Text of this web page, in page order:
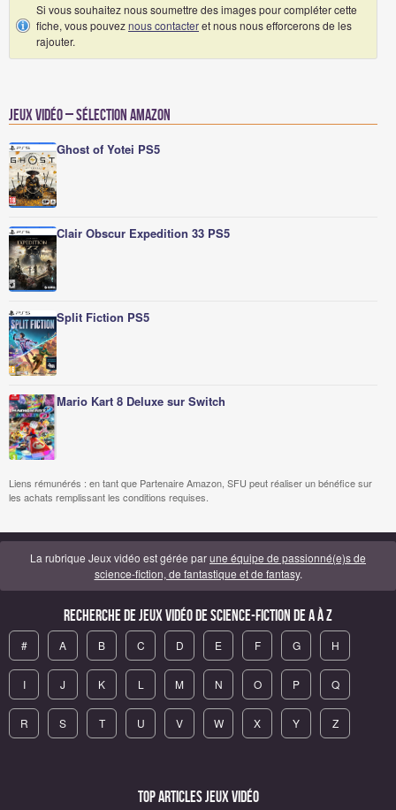
Si vous souhaitez nous soumettre des images pour compléter cette
fiche, vous pouveznous contacteret nous nous efforcerons de les
rajouter.
Jeux vidéo – Sélection Amazon
Ghost of Yotei PS5
Clair Obscur Expedition 33 PS5
Split Fiction PS5
Mario Kart 8 Deluxe sur Switch
Liens rémunérés : en tant que Partenaire Amazon, SFU peut réaliser un bénéfice sur
les achats remplissant les conditions requises.
La rubrique Jeux vidéo est gérée parune équipe de passionné(e)s de
science-fiction, de fantastique et de fantasy.
Recherche de Jeux vidéo de science-fiction de A à Z
# A B C D E F G H
I J K L M N O P Q
R S T U V W X Y Z
Top articles Jeux vidéo